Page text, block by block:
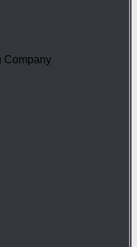
Company